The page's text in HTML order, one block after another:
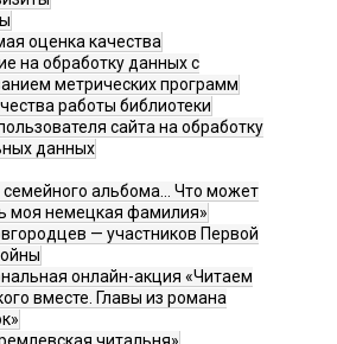
оценка качества
на обработку данных с
метрических программ
работы библиотеки
сайта на обработку
данных
альбома... Что может
моя немецкая фамилия»
— участников Первой
онлайн-акция «Читаем
вместе. Главы из романа